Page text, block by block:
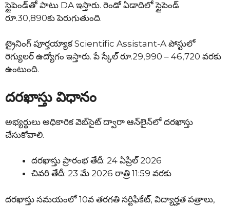
స్టైపెండ్‌తో పాటు DA ఇస్తారు. రెండో ఏడాదిలో స్టైపెండ్
రూ.30,890కు పెరుగుతుంది.
ట్రైనింగ్ పూర్తయ్యాక Scientific Assistant-A పోస్టులో
రెగ్యులర్ ఉద్యోగం ఇస్తారు. పే స్కేల్ రూ.29,990 – 46,720 వరకు
ఉంటుంది.
దరఖాస్తు విధానం
అభ్యర్థులు అధికారిక వెబ్‌సైట్ ద్వారా ఆన్‌లైన్‌లో దరఖాస్తు
చేసుకోవాలి.
దరఖాస్తు ప్రారంభ తేదీ: 24 ఏప్రిల్ 2026
చివరి తేదీ: 23 మే 2026 రాత్రి 11:59 వరకు
దరఖాస్తు సమయంలో 10వ తరగతి సర్టిఫికేట్, విద్యార్హత పత్రాలు,